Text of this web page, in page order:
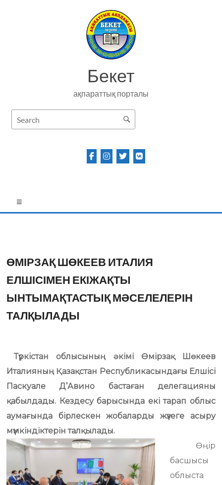
Бекет
ақпараттық порталы
ӨМІРЗАҚ ШӨКЕЕВ ИТАЛИЯ
ЕЛШІСІМЕН ЕКІЖАҚТЫ
ЫНТЫМАҚТАСТЫҚ МӘСЕЛЕЛЕРІН
ТАЛҚЫЛАДЫ
Түркістан облысының әкімі Өмірзақ Шөкеев
Италияның Қазақстан Республикасындағы Елшісі
Паскуале Д’Авино бастаған делегацияны
қабылдады. Кездесу барысында екі тарап облыс
аумағында бірлескен жобаларды жүзеге асыру
мүмкіндіктерін талқылады.
Өңір
басшысы
облыста